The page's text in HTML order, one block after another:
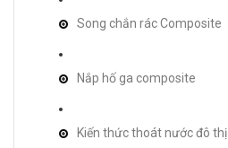
Song chắn rác Composite
Nắp hố ga composite
Kiến thức thoát nước đô thị